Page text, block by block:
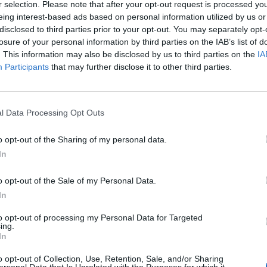
selection. Please note that after your opt-out request is processed
interest-based ads based on personal information utilized by us
to third parties prior to your opt-out. You may separately
of your personal information by third parties on the IAB’s list of
This information may also be disclosed by us to third parties on the
Participants that may further disclose it to other third parties.
Data Processing Opt Outs
opt-out of the Sharing of my personal data.
opt-out of the Sale of my Personal Data.
opt-out of processing my Personal Data for Targeted
opt-out of Collection, Use, Retention, Sale, and/or Sharing
A parte un gol giustamente annullato a
per off-side, la Roma stava a guardare e
in panchina. Nella ripresa le cose
e meno male che prima Zotti (gran
punta delle dita) e poi la traversa (di
via con la Roma che provava a trovare il
fuori di Delvecchio, Dellas e Tommasi) e
che si difendeva con ordine.
all'Olimpico tra meno di una
i giallorossi che, per conquistare la
dovranno essere molto più
ieri.
Rudy Giuliani a Come States?
Trump, Meloni e la strategia
americana